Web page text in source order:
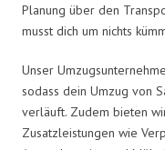
Planung über den
musst dich um nichts
Unser
sodass dein Umzug von
verläuft. Zudem bieten
Zusatzleistungen wie